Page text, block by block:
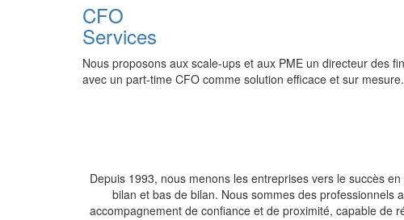
CFO
Services
Nous proposons aux scale-ups et aux PME un directeur des
avec un part-time CFO comme solution efficace et sur mesure.
Depuis 1993, nous menons les entreprises vers le succès
bilan et bas de bilan. Nous sommes des professionnels
accompagnement de confiance et de proximité, capable de